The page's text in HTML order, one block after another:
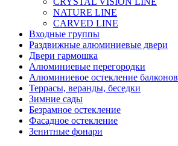
NATURE LINE
CARVED LINE
Входные группы
Раздвижные алюминиевые двери
Двери гармошка
Алюминиевые перегородки
Алюминиевое остекление балконов
Террасы, веранды, беседки
Зимние сады
Безрамное остекление
Фасадное остекление
Зенитные фонари